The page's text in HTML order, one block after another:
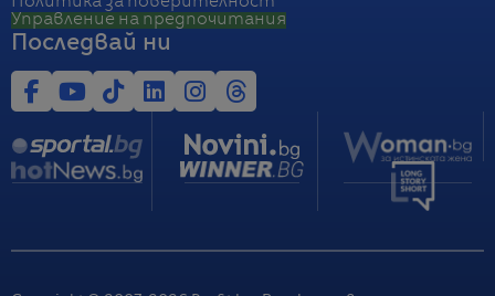
Управление на предпочитания
Последвай ни